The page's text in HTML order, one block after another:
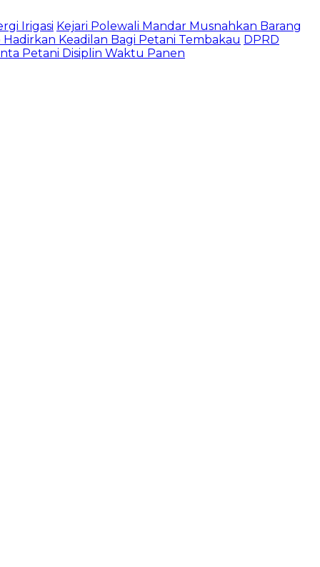
Irigasi Kejari Polewali Mandar Musnahkan Barang
Keadilan Bagi Petani Tembakau DPRD
Petani Disiplin Waktu Panen